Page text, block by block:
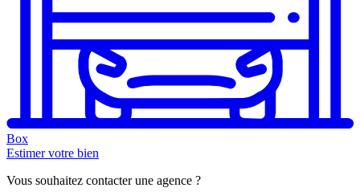
Box
Estimer votre bien
Vous souhaitez contacter une agence ?